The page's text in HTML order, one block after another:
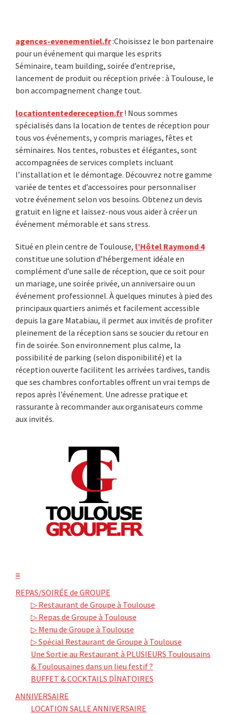
Primary
Sidebar
agences-evenementiel.fr:Choisissez le bon partenaire
pour un événement qui marque les esprits
Séminaire, team building, soirée d’entreprise,
lancement de produit ou réception privée : à Toulouse, le
bon accompagnement change tout.
locationtentedereception.fr! Nous sommes
spécialisés dans la location de tentes de réception pour
tous vos événements, y compris mariages, fêtes et
séminaires. Nos tentes, robustes et élégantes, sont
accompagnées de services complets incluant
l’installation et le démontage. Découvrez notre gamme
variée de tentes et d’accessoires pour personnaliser
votre événement selon vos besoins. Obtenez un devis
gratuit en ligne et laissez-nous vous aider à créer un
événement mémorable et sans stress.
Situé en plein centre de Toulouse, l’Hôtel Raymond 4
constitue une solution d’hébergement idéale en
complément d’une salle de réception, que ce soit pour
un mariage, une soirée privée, un anniversaire ou un
événement professionnel. À quelques minutes à pied des
principaux quartiers animés et facilement accessible
depuis la gare Matabiau, il permet aux invités de profiter
pleinement de la réception sans se soucier du retour en
fin de soirée. Son environnement plus calme, la
possibilité de parking (selon disponibilité) et la
réception ouverte facilitent les arrivées tardives, tandis
que ses chambres confortables offrent un vrai temps de
repos après l’événement. Une adresse pratique et
rassurante à recommander aux organisateurs comme
aux invités.
≡
REPAS/SOIRÉE de GROUPE
▷ Restaurant de Groupe à Toulouse
▷ Repas de Groupe à Toulouse
▷ Menu de Groupe à Toulouse
▷ Spécial Restaurant de Groupe à Toulouse
Une Sortie au Restaurant à PLUSIEURS Toulousains
& Toulousaines dans un lieu festif ?
BUFFET & COCKTAILS DÎNATOIRES
ANNIVERSAIRE
LOCATION SALLE ANNIVERSAIRE